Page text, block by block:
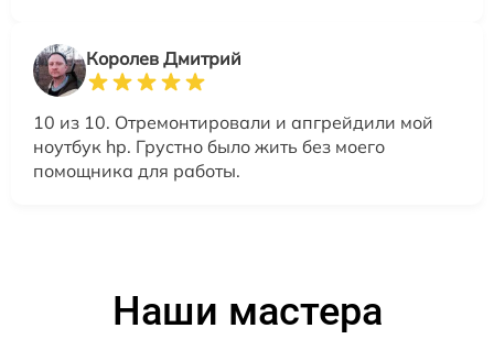
Королев Дмитрий
10 из 10. Отремонтировали и апгрейдили мой
ноутбук hp. Грустно было жить без моего
помощника для работы.
Наши мастера